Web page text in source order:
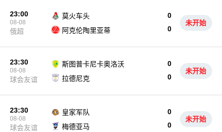
23:00
08-08
俄超
莫火车头
0
0
阿克伦陶里亚蒂
未开始
23:30
08-08
球会友谊
斯图普卡尼卡奥洛沃
0
0
拉德尼克
未开始
23:30
08-08
球会友谊
皇家军队
0
0
梅德亚马
未开始